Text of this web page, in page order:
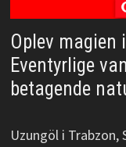
Oplev magien
Eventyrlige
betagende
Uzungöl i Trabzon,